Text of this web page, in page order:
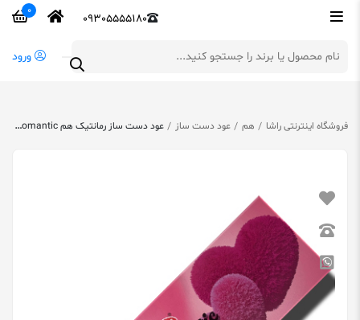
09305555180
0
ورود
فروشگاه اینترنتی راشا هم عود دست ساز عود دست ساز رمانتیک هم Romantic